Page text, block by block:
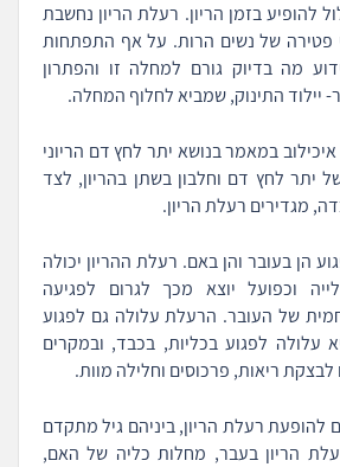
להופיע בזמן הריון. רעלת הריון נחשבת
פטירה של נשים הרות. על אף התפתחות
מה בדיוק גורם למחלה זו והפתרון
יילוד התינוק, שמביא לחלוף המחלה.
במאמר בנושא יתר לחץ דם הריוני
יתר לחץ דם וחלבון בשתן בהריון, לצד
מגדירים רעלת הריון.
הן בעובר והן באם. רעלת ההריון יכולה
וכפועל יוצא מכך לגרום לפגיעה
של העובר. הרעלת עלולה גם לפגוע
עלולה לפגוע בכליות, בכבד, ובמקרים
לבצקת ריאות, פרכוסים וחלילה מוות.
להופעת רעלת הריון, ביניהם גיל מתקדם
הריון בעבר, מחלות כליה של האם,